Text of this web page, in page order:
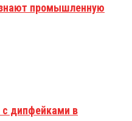
промышленную
с дипфейками в